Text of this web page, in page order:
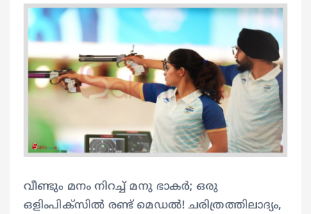
വീണ്ടും മനം നിറച്ച് മനു ഭാകര്‍; ഒരു
ഒളിംപിക്‌സില്‍ രണ്ട് മെഡല്‍! ചരിത്രത്തിലാദ്യം,